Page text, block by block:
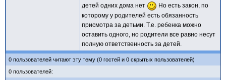
детей одних дома нет
Но есть закон, по
которому у родителей есть обязанность
присмотра за детьми. Т.е. ребенка можно
оставить одного, но родители все равно несут
полную ответственность за детей.
0 пользователей читают эту тему (0 гостей и 0 скрытых пользователей)
0 пользователей: